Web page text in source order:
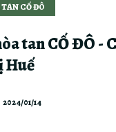
TAN CỐ ĐÔ
tan CỐ ĐÔ -
Huế
2024/01/14